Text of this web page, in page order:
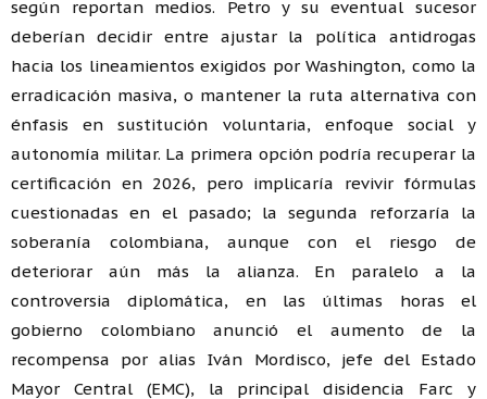
según reportan medios. Petro y su eventual sucesor
deberían decidir entre ajustar la política antidrogas
hacia los lineamientos exigidos por Washington, como la
erradicación masiva, o mantener la ruta alternativa con
énfasis en sustitución voluntaria, enfoque social y
autonomía militar. La primera opción podría recuperar la
certificación en 2026, pero implicaría revivir fórmulas
cuestionadas en el pasado; la segunda reforzaría la
soberanía colombiana, aunque con el riesgo de
deteriorar aún más la alianza. En paralelo a la
controversia diplomática, en las últimas horas el
gobierno colombiano anunció el aumento de la
recompensa por alias Iván Mordisco, jefe del Estado
Mayor Central (EMC), la principal disidencia Farc y